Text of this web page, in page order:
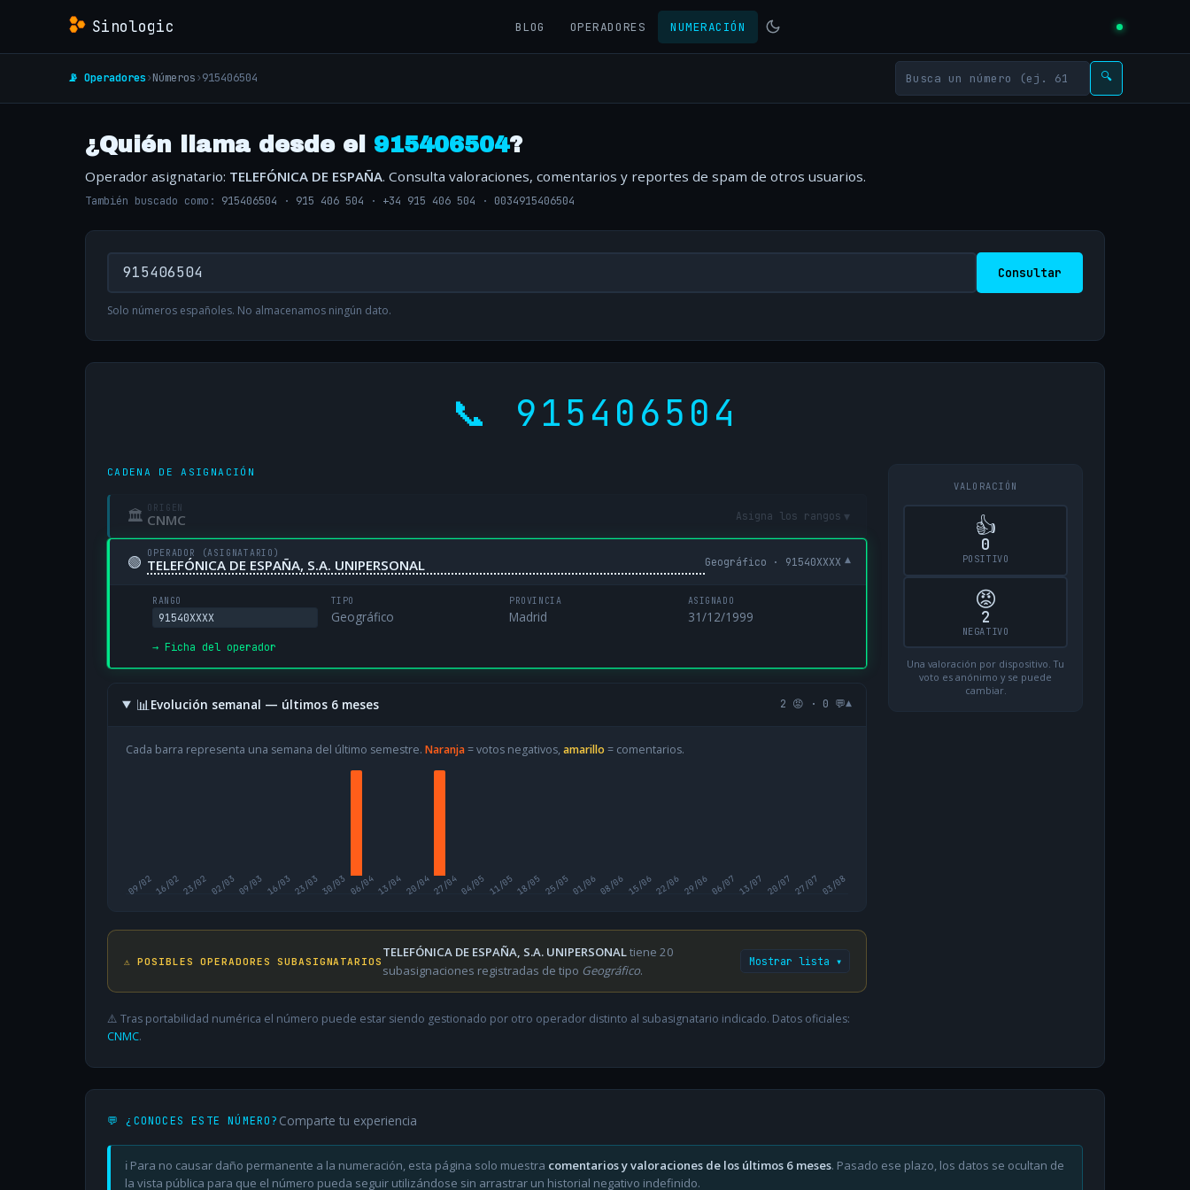
Sinologic BLOG OPERADORES NUMERACIÓN
📡 Operadores›Números›915406504 🔍
¿Quién llama desde el 915406504?
Operador asignatario: TELEFÓNICA DE ESPAÑA. Consulta valoraciones, comentarios y reportes de spam de otros usuarios.
También buscado como: 915406504 · 915 406 504 · +34 915 406 504 · 0034915406504
Consultar
Solo números españoles. No almacenamos ningún dato.
📞 915406504
CADENA DE ASIGNACIÓN
🏛 ORIGEN
CNMC Asigna los rangos ▾
🟢 OPERADOR (ASIGNATARIO)
TELEFÓNICA DE ESPAÑA, S.A. UNIPERSONAL Geográfico · 91540XXXX ▾
RANGO
91540XXXX
TIPO
Geográfico
PROVINCIA
Madrid
ASIGNADO
31/12/1999
→ Ficha del operador
📊Evolución semanal — últimos 6 meses 2 😡 · 0 💬▾
Cada barra representa una semana del último semestre. Naranja= votos negativos, amarillo = comentarios.
09/0216/0223/02 02/03 09/03 16/03 23/03 30/03 06/0413/04 20/0427/0404/05 11/0518/05 25/0501/0608/06 15/0622/06 29/0606/07 13/07 20/07 27/07 03/08
⚠️ POSIBLES OPERADORES SUBASIGNATARIOS
TELEFÓNICA DE ESPAÑA, S.A. UNIPERSONALtiene 20
subasignaciones registradas de tipo Geográfico.
Mostrar lista ▾
⚠️ Tras portabilidad numérica el número puede estar siendo gestionado por otro operador distinto al subasignatario indicado. Datos oficiales:
CNMC.
VALORACIÓN
👍
0
POSITIVO
😡
2
NEGATIVO
Una valoración por dispositivo. Tu
voto es anónimo y se puede
cambiar.
💬 ¿CONOCES ESTE NÚMERO? Comparte tu experiencia
ℹ️ Para no causar daño permanente a la numeración, esta página solo muestra comentarios y valoraciones de los últimos 6 meses. Pasado ese plazo, los datos se ocultan de
la vista pública para que el número pueda seguir utilizándose sin arrastrar un historial negativo indefinido.